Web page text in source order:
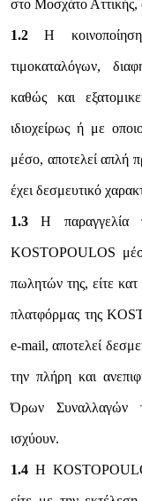
στο Μοσχάτο
1.2 Η
τιμοκαταλόγων,
καθώς και
ιδιοχείρως ή με
μέσο, αποτελεί απλή
έχει δεσμευτικό
1.3 Η παραγγελία
KOSTOPOULOS
πωλητών της, είτε κατ
πλατφόρμας της
e-mail, αποτελεί
την πλήρη και
Όρων Συναλλαγών
ισχύουν.
1.4 Η